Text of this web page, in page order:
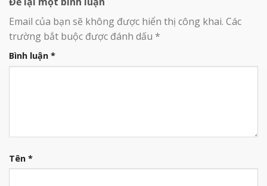
Email của bạn sẽ không được hiển thị công khai. Các
trường bắt buộc được đánh dấu *
Bình luận *
Tên *